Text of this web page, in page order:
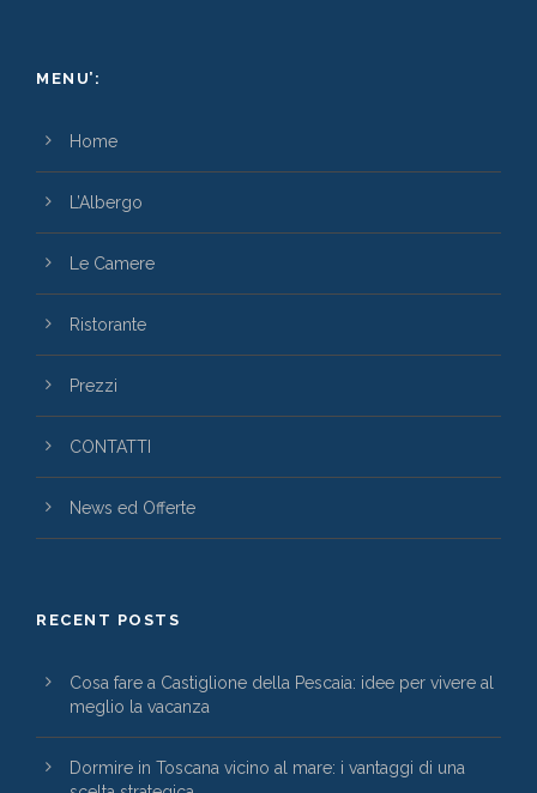
MENU’:
Home
L’Albergo
Le Camere
Ristorante
Prezzi
CONTATTI
News ed Offerte
RECENT POSTS
Cosa fare a Castiglione della Pescaia: idee per vivere al
meglio la vacanza
Dormire in Toscana vicino al mare: i vantaggi di una